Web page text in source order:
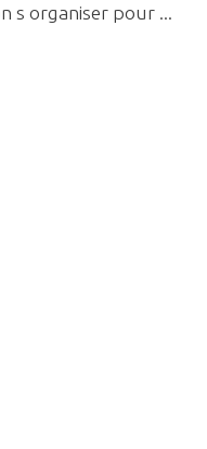
s organiser pour ...